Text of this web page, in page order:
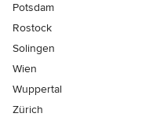
Potsdam
Rostock
Solingen
Wien
Wuppertal
Zürich